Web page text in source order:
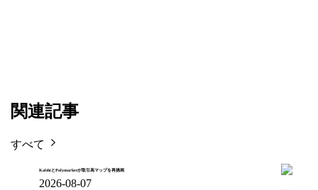
関連記事
すべて
KalshiとPolymarketが取引高マップを再描画
2026-08-07